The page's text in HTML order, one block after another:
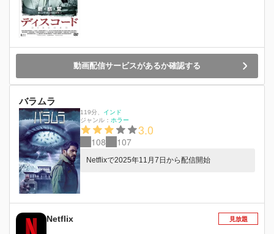
動画配信サービスがあるか確認する
バラムラ
119分
インド
ジャンル： ホラー
3.0
108 107
Netflixで2025年11月7日から配信開始
Netflix 見放題